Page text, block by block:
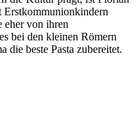
eher von ihren
bei den kleinen Römern
die beste Pasta zubereitet.